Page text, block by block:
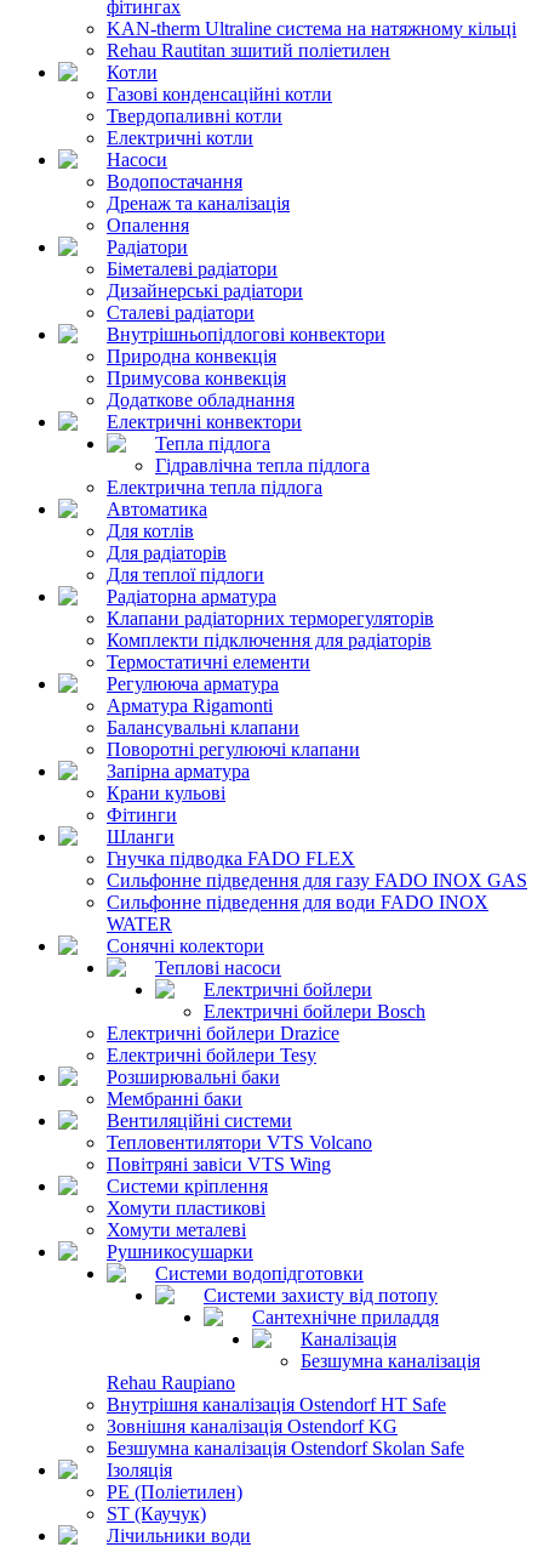
фітингах
KAN-therm Ultraline система на натяжному кільці
Rehau Rautitan зшитий поліетилен
Котли
Газові конденсаційні котли
Твердопаливні котли
Електричні котли
Насоси
Водопостачання
Дренаж та каналізація
Опалення
Радіатори
Біметалеві радіатори
Дизайнерські радіатори
Сталеві радіатори
Внутрішньопідлогові конвектори
Природна конвекція
Примусова конвекція
Додаткове обладнання
Електричні конвектори
Тепла підлога
Гідравлічна тепла підлога
Електрична тепла підлога
Автоматика
Для котлів
Для радіаторів
Для теплої підлоги
Радіаторна арматура
Клапани радіаторних терморегуляторів
Комплекти підключення для радіаторів
Термостатичні елементи
Регулююча арматура
Арматура Rigamonti
Балансувальні клапани
Поворотні регулюючі клапани
Запірна арматура
Крани кульові
Фітинги
Шланги
Гнучка підводка FADO FLEX
Сильфонне підведення для газу FADO INOX GAS
Сильфонне підведення для води FADO INOX
WATER
Сонячні колектори
Теплові насоси
Електричні бойлери
Електричні бойлери Bosch
Електричні бойлери Drazice
Електричні бойлери Tesy
Розширювальні баки
Мембранні баки
Вентиляційні системи
Тепловентилятори VTS Volcano
Повітряні завіси VTS Wing
Системи кріплення
Хомути пластикові
Хомути металеві
Рушникосушарки
Системи водопідготовки
Системи захисту від потопу
Сантехнічне приладдя
Каналізація
Безшумна каналізація
Rehau Raupiano
Внутрішня каналізація Ostendorf HT Safe
Зовнішня каналізація Ostendorf KG
Безшумна каналізація Ostendorf Skolan Safe
Ізоляція
PE (Поліетилен)
ST (Каучук)
Лічильники води